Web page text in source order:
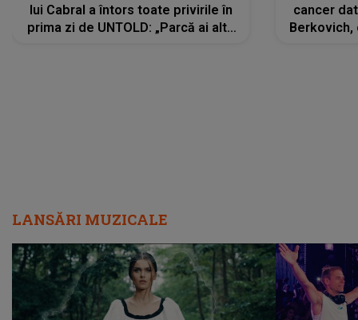
lui Cabral a întors toate privirile în
prima zi de UNTOLD: „Parcă ai altă
cancer
Berkovich,
LANSĂRI MUZICALE